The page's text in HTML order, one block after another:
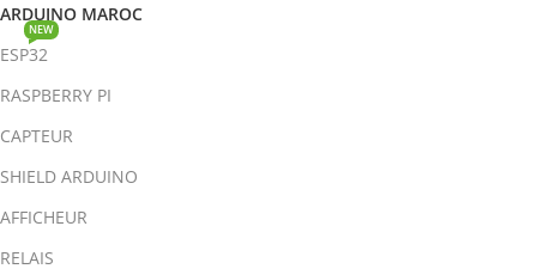
ARDUINO MAROC
ESP32
NEW
RASPBERRY PI
CAPTEUR
SHIELD ARDUINO
AFFICHEUR
RELAIS